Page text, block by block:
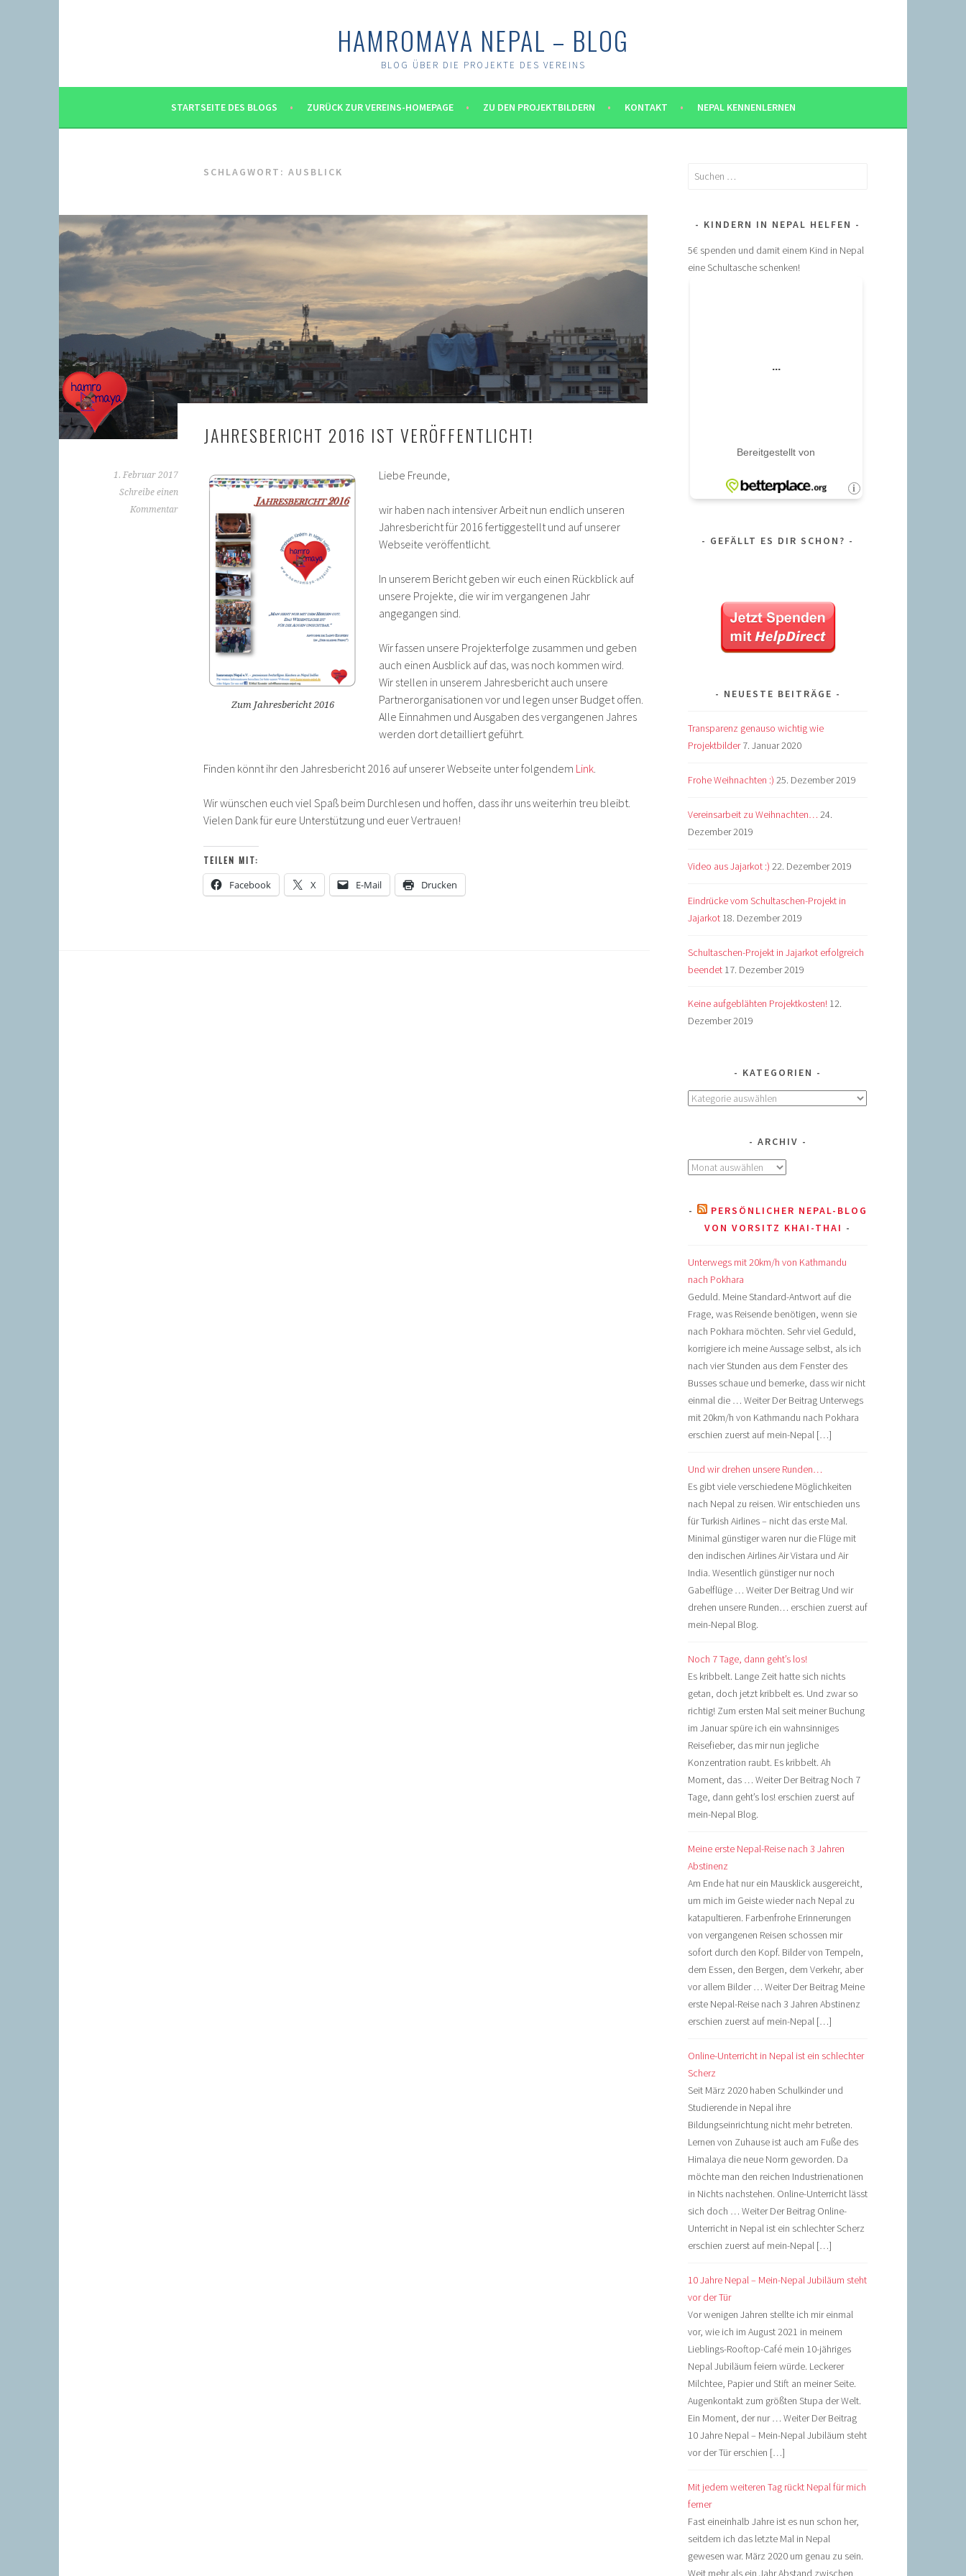
HAMROMAYA NEPAL – BLOG
BLOG ÜBER DIE PROJEKTE DES VEREINS
STARTSEITE DES BLOGS ZURÜCK ZUR VEREINS-HOMEPAGE ZU DEN PROJEKTBILDERN KONTAKT NEPAL KENNENLERNEN
SCHLAGWORT: AUSBLICK
JAHRESBERICHT 2016 IST VERÖFFENTLICHT!
1. Februar 2017
Schreibe einen
Kommentar
Zum Jahresbericht 2016
Liebe Freunde,
wir haben nach intensiver Arbeit nun endlich unseren
Jahresbericht für 2016 fertiggestellt und auf unserer
Webseite veröffentlicht.
In unserem Bericht geben wir euch einen Rückblick auf
unsere Projekte, die wir im vergangenen Jahr
angegangen sind.
Wir fassen unsere Projekterfolge zusammen und geben
auch einen Ausblick auf das, was noch kommen wird.
Wir stellen in unserem Jahresbericht auch unsere
Partnerorganisationen vor und legen unser Budget offen.
Alle Einnahmen und Ausgaben des vergangenen Jahres
werden dort detailliert geführt.
Finden könnt ihr den Jahresbericht 2016 auf unserer Webseite unter folgendem Link
Wir wünschen euch viel Spaß beim Durchlesen und hoffen, dass ihr uns weiterhin treu bleibt.
Vielen Dank für eure Unterstützung und euer Vertrauen!
TEILEN MIT:
Facebook X E-Mail Drucken
Suchen
KINDERN IN NEPAL HELFEN
5€ spenden und damit einem Kind in Nepal
eine Schultasche schenken!
GEFÄLLT ES DIR SCHON?
NEUESTE BEITRÄGE
Transparenz genauso wichtig wie
Projektbilder 7. Januar 2020
Frohe Weihnachten :) 25. Dezember 2019
Vereinsarbeit zu Weihnachten… 24.
Dezember 2019
Video aus Jajarkot :) 22. Dezember 2019
Eindrücke vom Schultaschen-Projekt in
Jajarkot 18. Dezember 2019
Schultaschen-Projekt in Jajarkot erfolgreich
beendet 17. Dezember 2019
Keine aufgeblähten Projektkosten! 12.
Dezember 2019
KATEGORIEN
Kategorien
ARCHIV
Archiv
PERSÖNLICHER NEPAL-BLOG
VON VORSITZ KHAI-THAI
Unterwegs mit 20km/h von Kathmandu
nach Pokhara
Geduld. Meine Standard-Antwort auf die
Frage, was Reisende benötigen, wenn sie
nach Pokhara möchten. Sehr viel Geduld,
korrigiere ich meine Aussage selbst, als ich
nach vier Stunden aus dem Fenster des
Busses schaue und bemerke, dass wir nicht
einmal die … Weiter Der Beitrag Unterwegs
mit 20km/h von Kathmandu nach Pokhara
erschien zuerst auf mein-Nepal […]
Und wir drehen unsere Runden…
Es gibt viele verschiedene Möglichkeiten
nach Nepal zu reisen. Wir entschieden uns
für Turkish Airlines – nicht das erste Mal.
Minimal günstiger waren nur die Flüge mit
den indischen Airlines Air Vistara und Air
India. Wesentlich günstiger nur noch
Gabelflüge … Weiter Der Beitrag Und wir
drehen unsere Runden… erschien zuerst auf
mein-Nepal Blog.
Noch 7 Tage, dann geht’s los!
Es kribbelt. Lange Zeit hatte sich nichts
getan, doch jetzt kribbelt es. Und zwar so
richtig! Zum ersten Mal seit meiner Buchung
im Januar spüre ich ein wahnsinniges
Reisefieber, das mir nun jegliche
Konzentration raubt. Es kribbelt. Ah
Moment, das … Weiter Der Beitrag Noch 7
Tage, dann geht’s los! erschien zuerst auf
mein-Nepal Blog.
Meine erste Nepal-Reise nach 3 Jahren
Abstinenz
Am Ende hat nur ein Mausklick ausgereicht,
um mich im Geiste wieder nach Nepal zu
katapultieren. Farbenfrohe Erinnerungen
von vergangenen Reisen schossen mir
sofort durch den Kopf. Bilder von Tempeln,
dem Essen, den Bergen, dem Verkehr, aber
vor allem Bilder … Weiter Der Beitrag Meine
erste Nepal-Reise nach 3 Jahren Abstinenz
erschien zuerst auf mein-Nepal […]
Online-Unterricht in Nepal ist ein schlechter
Scherz
Seit März 2020 haben Schulkinder und
Studierende in Nepal ihre
Bildungseinrichtung nicht mehr betreten.
Lernen von Zuhause ist auch am Fuße des
Himalaya die neue Norm geworden. Da
möchte man den reichen Industrienationen
in Nichts nachstehen. Online-Unterricht lässt
sich doch … Weiter Der Beitrag Online-
Unterricht in Nepal ist ein schlechter Scherz
erschien zuerst auf mein-Nepal […]
10 Jahre Nepal – Mein-Nepal Jubiläum steht
vor der Tür
Vor wenigen Jahren stellte ich mir einmal
vor, wie ich im August 2021 in meinem
Lieblings-Rooftop-Café mein 10-jähriges
Nepal Jubiläum feiern würde. Leckerer
Milchtee, Papier und Stift an meiner Seite.
Augenkontakt zum größten Stupa der Welt.
Ein Moment, der nur … Weiter Der Beitrag
10 Jahre Nepal – Mein-Nepal Jubiläum steht
vor der Tür erschien […]
Mit jedem weiteren Tag rückt Nepal für mich
ferner
Fast eineinhalb Jahre ist es nun schon her,
seitdem ich das letzte Mal in Nepal
gewesen war. März 2020 um genau zu sein.
Weit mehr als ein Jahr Abstand zwischen